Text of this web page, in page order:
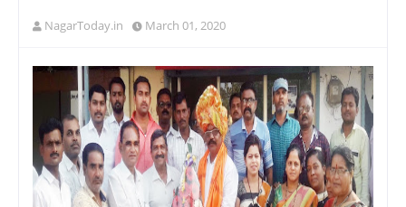
NagarToday.in March 01, 2020